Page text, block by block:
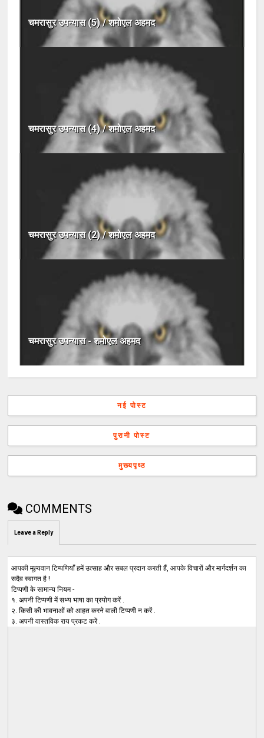
चमरासुर उपन्यास (5) / शमोएल अहमद
चमरासुर उपन्यास (4) / शमोएल अहमद
चमरासुर उपन्यास (2) / शमोएल अहमद
चमरासुर उपन्यास - शमोएल अहमद
नई पोस्ट
पुरानी पोस्ट
मुख्यपृष्ठ
COMMENTS
Leave a Reply
आपकी मूल्यवान टिप्पणियाँ हमें उत्साह और सबल प्रदान करती हैं, आपके विचारों और मार्गदर्शन का
सदैव स्वागत है !
टिप्पणी के सामान्य नियम -
१. अपनी टिप्पणी में सभ्य भाषा का प्रयोग करें .
२. किसी की भावनाओं को आहत करने वाली टिप्पणी न करें .
३. अपनी वास्तविक राय प्रकट करें .